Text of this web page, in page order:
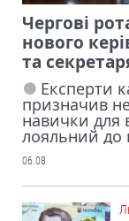
Чергові
нового
та
Експерти
призначив
навички для
лояльний до
06.08